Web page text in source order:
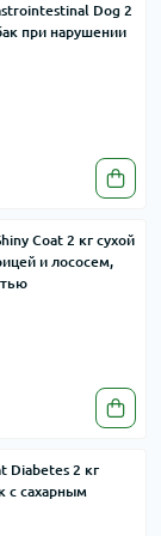
внимание
с учетом
В
рис.
кормов Brit
и
а также
Dog 2
при нарушении
Coat 2 кг сухой
и лососем,
Diabetes 2 кг
с сахарным